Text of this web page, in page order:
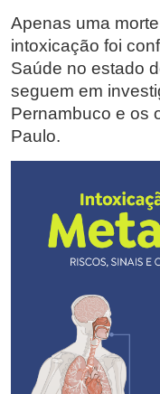
Apenas uma
intoxicação foi
Saúde no estado
seguem em
Pernambuco e os
Paulo.